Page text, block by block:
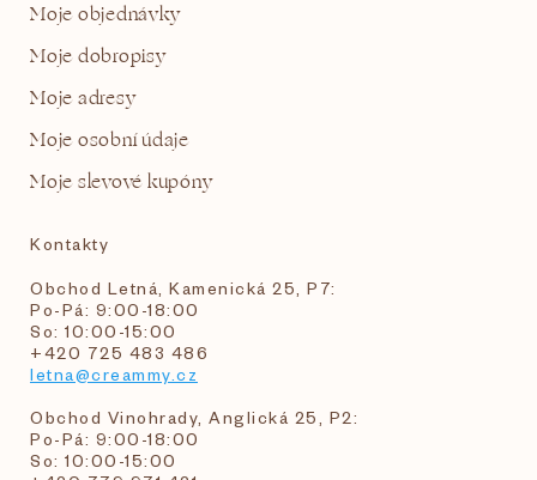
Moje objednávky
Moje dobropisy
Moje adresy
Moje osobní údaje
Moje slevové kupóny
Kontakty
Obchod Letná, Kamenická 25, P7:
Po-Pá: 9:00-18:00
So: 10:00-15:00
+420 725 483 486
letna@creammy.cz
Obchod Vinohrady, Anglická 25, P2:
Po-Pá: 9:00-18:00
So: 10:00-15:00